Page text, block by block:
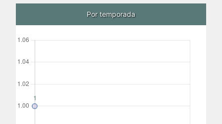
Por temporada